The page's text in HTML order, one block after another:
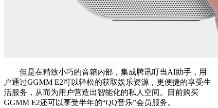
但是在精致小巧的音箱内部，集成腾讯叮当AI助手，用
户通过GGMM E2可以轻松的获取娱乐资源，更便捷的享受生
活服务，从而为用户营造出智能化的私人空间。目前购买
GGMM E2还可以享受半年的“QQ音乐”会员服务。